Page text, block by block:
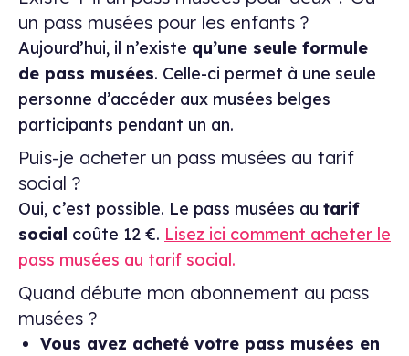
un pass musées pour les enfants ?
Aujourd’hui, il n’existe qu’une seule formule
de pass musées. Celle-ci permet à une seule
personne d’accéder aux musées belges
participants pendant un an.
Puis-je acheter un pass musées au tarif
social ?
Oui, c’est possible. Le pass musées au tarif
social coûte 12 €. Lisez ici comment acheter le
pass musées au tarif social.
Quand débute mon abonnement au pass
musées ?
Vous avez acheté votre pass musées en